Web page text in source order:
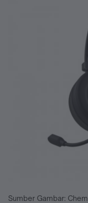
Sumber Gambar: